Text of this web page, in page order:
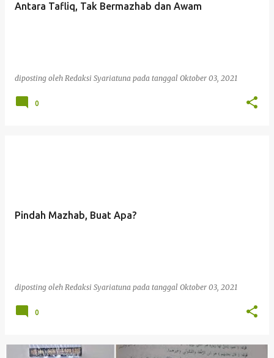
Antara Tafliq, Tak Bermazhab dan Awam
diposting oleh Redaksi Syariatuna pada tanggal Oktober 03, 2021
0
Pindah Mazhab, Buat Apa?
diposting oleh Redaksi Syariatuna pada tanggal Oktober 03, 2021
0